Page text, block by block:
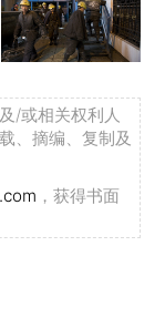
/或相关权利人
、摘编、复制及
，获得书面